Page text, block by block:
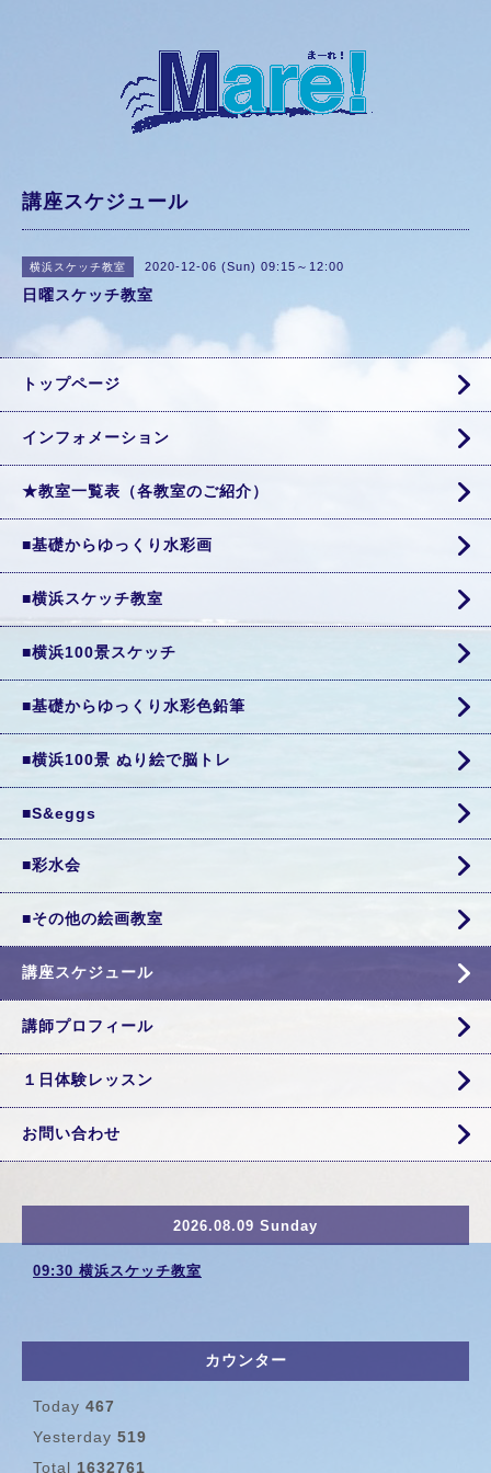
講座スケジュール
横浜スケッチ教室 2020-12-06 (Sun) 09:15～12:00
日曜スケッチ教室
トップページ
インフォメーション
★教室一覧表（各教室のご紹介）
■基礎からゆっくり水彩画
■横浜スケッチ教室
■横浜100景スケッチ
■基礎からゆっくり水彩色鉛筆
■横浜100景 ぬり絵で脳トレ
■S&eggs
■彩水会
■その他の絵画教室
講座スケジュール
講師プロフィール
１日体験レッスン
お問い合わせ
2026.08.09 Sunday
09:30 横浜スケッチ教室
カウンター
Today 467
Yesterday 519
Total 1632761